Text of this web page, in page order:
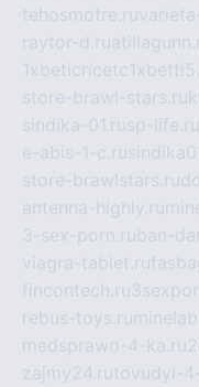
tehosmotre.ru
raytor-d.ru
store-brawl-stars.ru
sindika-01.rusp-life.ru
e-abis-1-c.ru
store-brawlstars.ru
antenna-highly.ru
3-sex-porn.ruban-
viagra-tablet.ru
fincontech.ru
rebus-toys.ru
medsprawo-4-ka.ru
zajmy24.rutovudyi-